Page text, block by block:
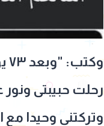
وكتب: "وبعد ٧٣ يوما فى غيبوبة كاملة ..
رحلت حبيبتى
وتركتنى وحيدا مع